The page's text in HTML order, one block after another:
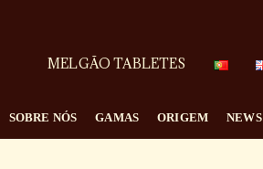
MELGÃO TABLETES
SOBRE NÓS GAMAS ORIGEM NEWS